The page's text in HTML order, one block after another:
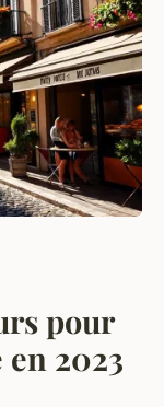
pour
2023